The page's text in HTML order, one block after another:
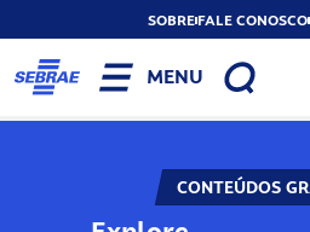
SOBREFALE CONOSCO
MENU
CONTEÚDOS